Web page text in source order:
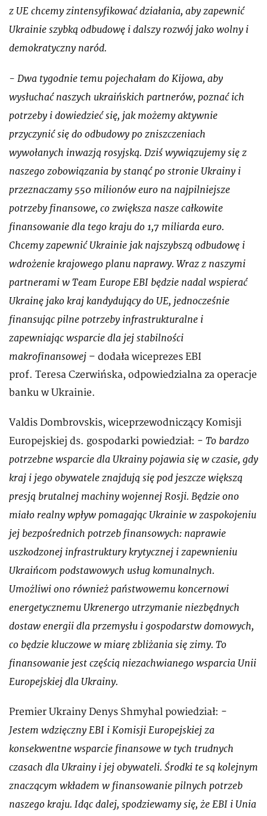
z UE chcemy zintensyfikować działania, aby zapewnić
Ukrainie szybką odbudowę i dalszy rozwój jako wolny i
demokratyczny naród.
- Dwa tygodnie temu pojechałam do Kijowa, aby
wysłuchać naszych ukraińskich partnerów, poznać ich
potrzeby i dowiedzieć się, jak możemy aktywnie
przyczynić się do odbudowy po zniszczeniach
wywołanych inwazją rosyjską. Dziś wywiązujemy się z
naszego zobowiązania by stanąć po stronie Ukrainy i
przeznaczamy 550 milionów euro na najpilniejsze
potrzeby finansowe, co zwiększa nasze całkowite
finansowanie dla tego kraju do 1,7 miliarda euro.
Chcemy zapewnić Ukrainie jak najszybszą odbudowę i
wdrożenie krajowego planu naprawy. Wraz z naszymi
partnerami w Team Europe EBI będzie nadal wspierać
Ukrainę jako kraj kandydujący do UE, jednocześnie
finansując pilne potrzeby infrastrukturalne i
zapewniając wsparcie dla jej stabilności
makrofinansowej – dodała wiceprezes EBI
prof. Teresa Czerwińska, odpowiedzialna za operacje
banku w Ukrainie.
Valdis Dombrovskis, wiceprzewodniczący Komisji
Europejskiej ds. gospodarki powiedział: - To bardzo
potrzebne wsparcie dla Ukrainy pojawia się w czasie, gdy
kraj i jego obywatele znajdują się pod jeszcze większą
presją brutalnej machiny wojennej Rosji. Będzie ono
miało realny wpływ pomagając Ukrainie w zaspokojeniu
jej bezpośrednich potrzeb finansowych: naprawie
uszkodzonej infrastruktury krytycznej i zapewnieniu
Ukraińcom podstawowych usług komunalnych.
Umożliwi ono również państwowemu koncernowi
energetycznemu Ukrenergo utrzymanie niezbędnych
dostaw energii dla przemysłu i gospodarstw domowych,
co będzie kluczowe w miarę zbliżania się zimy. To
finansowanie jest częścią niezachwianego wsparcia Unii
Europejskiej dla Ukrainy.
Premier Ukrainy Denys Shmyhal powiedział: -
Jestem wdzięczny EBI i Komisji Europejskiej za
konsekwentne wsparcie finansowe w tych trudnych
czasach dla Ukrainy i jej obywateli. Środki te są kolejnym
znaczącym wkładem w finansowanie pilnych potrzeb
naszego kraju. Idąc dalej, spodziewamy się, że EBI i Unia